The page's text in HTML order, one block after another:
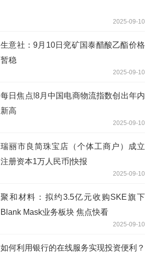
2025-09-10
生意社：9月10日兖矿国泰醋酸乙酯价格
暂稳
2025-09-10
每日焦点!8月中国电商物流指数创出年内
新高
2025-09-10
瑞丽市良简珠宝店（个体工商户）成立
注册资本1万人民币|快报
2025-09-10
聚和材料：拟约3.5亿元收购SKE旗下
Blank Mask业务板块 焦点快看
2025-09-10
如何利用银行的在线服务实现投资便利？